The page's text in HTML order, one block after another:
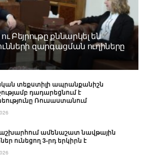
Բեյրութը քննարկել են
զարգացման ուղիները
տեքստիլի ապրանքանիշն
դադարեցնում է
Ռուսաստանում
ամենաշատ նավթային
ունեցող 3-րդ երկիրն է